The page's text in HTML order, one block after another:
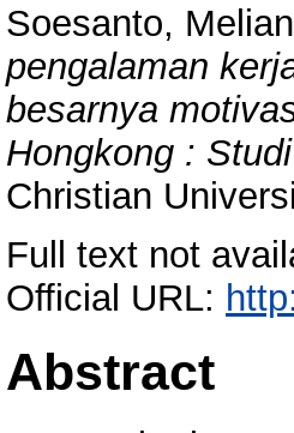
Soesanto,
pengalaman
besarnya
Hongkong :
Christian
Full text not
Official URL:
Abstract